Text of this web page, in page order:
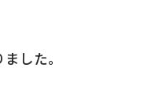
した。